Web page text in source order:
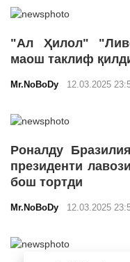
"Ал Ҳилол"
маош таклиф
Mr.NoBoDy 12.03.2025
Роналду
президенти
бош тортди
Mr.NoBoDy 12.03.2025